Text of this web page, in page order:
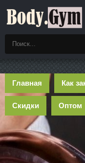
Главная Как
Скидки Оптом